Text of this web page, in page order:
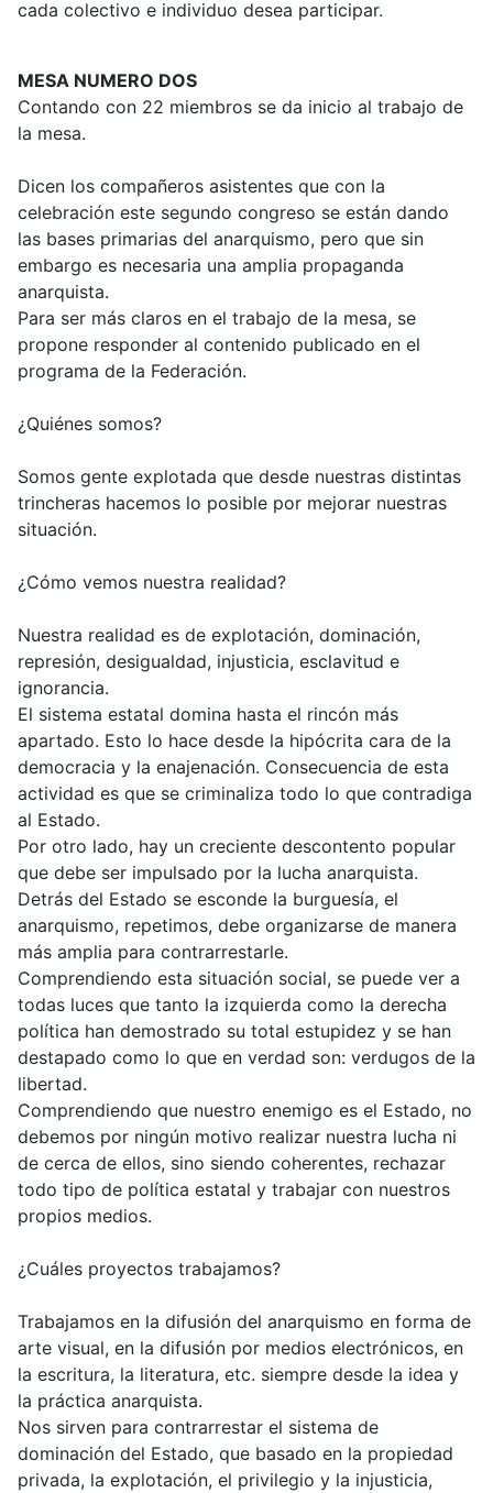
cada colectivo e individuo desea participar.
MESA NUMERO DOS
Contando con 22 miembros se da inicio al trabajo de
la mesa.
Dicen los compañeros asistentes que con la
celebración este segundo congreso se están dando
las bases primarias del anarquismo, pero que sin
embargo es necesaria una amplia propaganda
anarquista.
Para ser más claros en el trabajo de la mesa, se
propone responder al contenido publicado en el
programa de la Federación.
¿Quiénes somos?
Somos gente explotada que desde nuestras distintas
trincheras hacemos lo posible por mejorar nuestras
situación.
¿Cómo vemos nuestra realidad?
Nuestra realidad es de explotación, dominación,
represión, desigualdad, injusticia, esclavitud e
ignorancia.
El sistema estatal domina hasta el rincón más
apartado. Esto lo hace desde la hipócrita cara de la
democracia y la enajenación. Consecuencia de esta
actividad es que se criminaliza todo lo que contradiga
al Estado.
Por otro lado, hay un creciente descontento popular
que debe ser impulsado por la lucha anarquista.
Detrás del Estado se esconde la burguesía, el
anarquismo, repetimos, debe organizarse de manera
más amplia para contrarrestarle.
Comprendiendo esta situación social, se puede ver a
todas luces que tanto la izquierda como la derecha
política han demostrado su total estupidez y se han
destapado como lo que en verdad son: verdugos de la
libertad.
Comprendiendo que nuestro enemigo es el Estado, no
debemos por ningún motivo realizar nuestra lucha ni
de cerca de ellos, sino siendo coherentes, rechazar
todo tipo de política estatal y trabajar con nuestros
propios medios.
¿Cuáles proyectos trabajamos?
Trabajamos en la difusión del anarquismo en forma de
arte visual, en la difusión por medios electrónicos, en
la escritura, la literatura, etc. siempre desde la idea y
la práctica anarquista.
Nos sirven para contrarrestar el sistema de
dominación del Estado, que basado en la propiedad
privada, la explotación, el privilegio y la injusticia,